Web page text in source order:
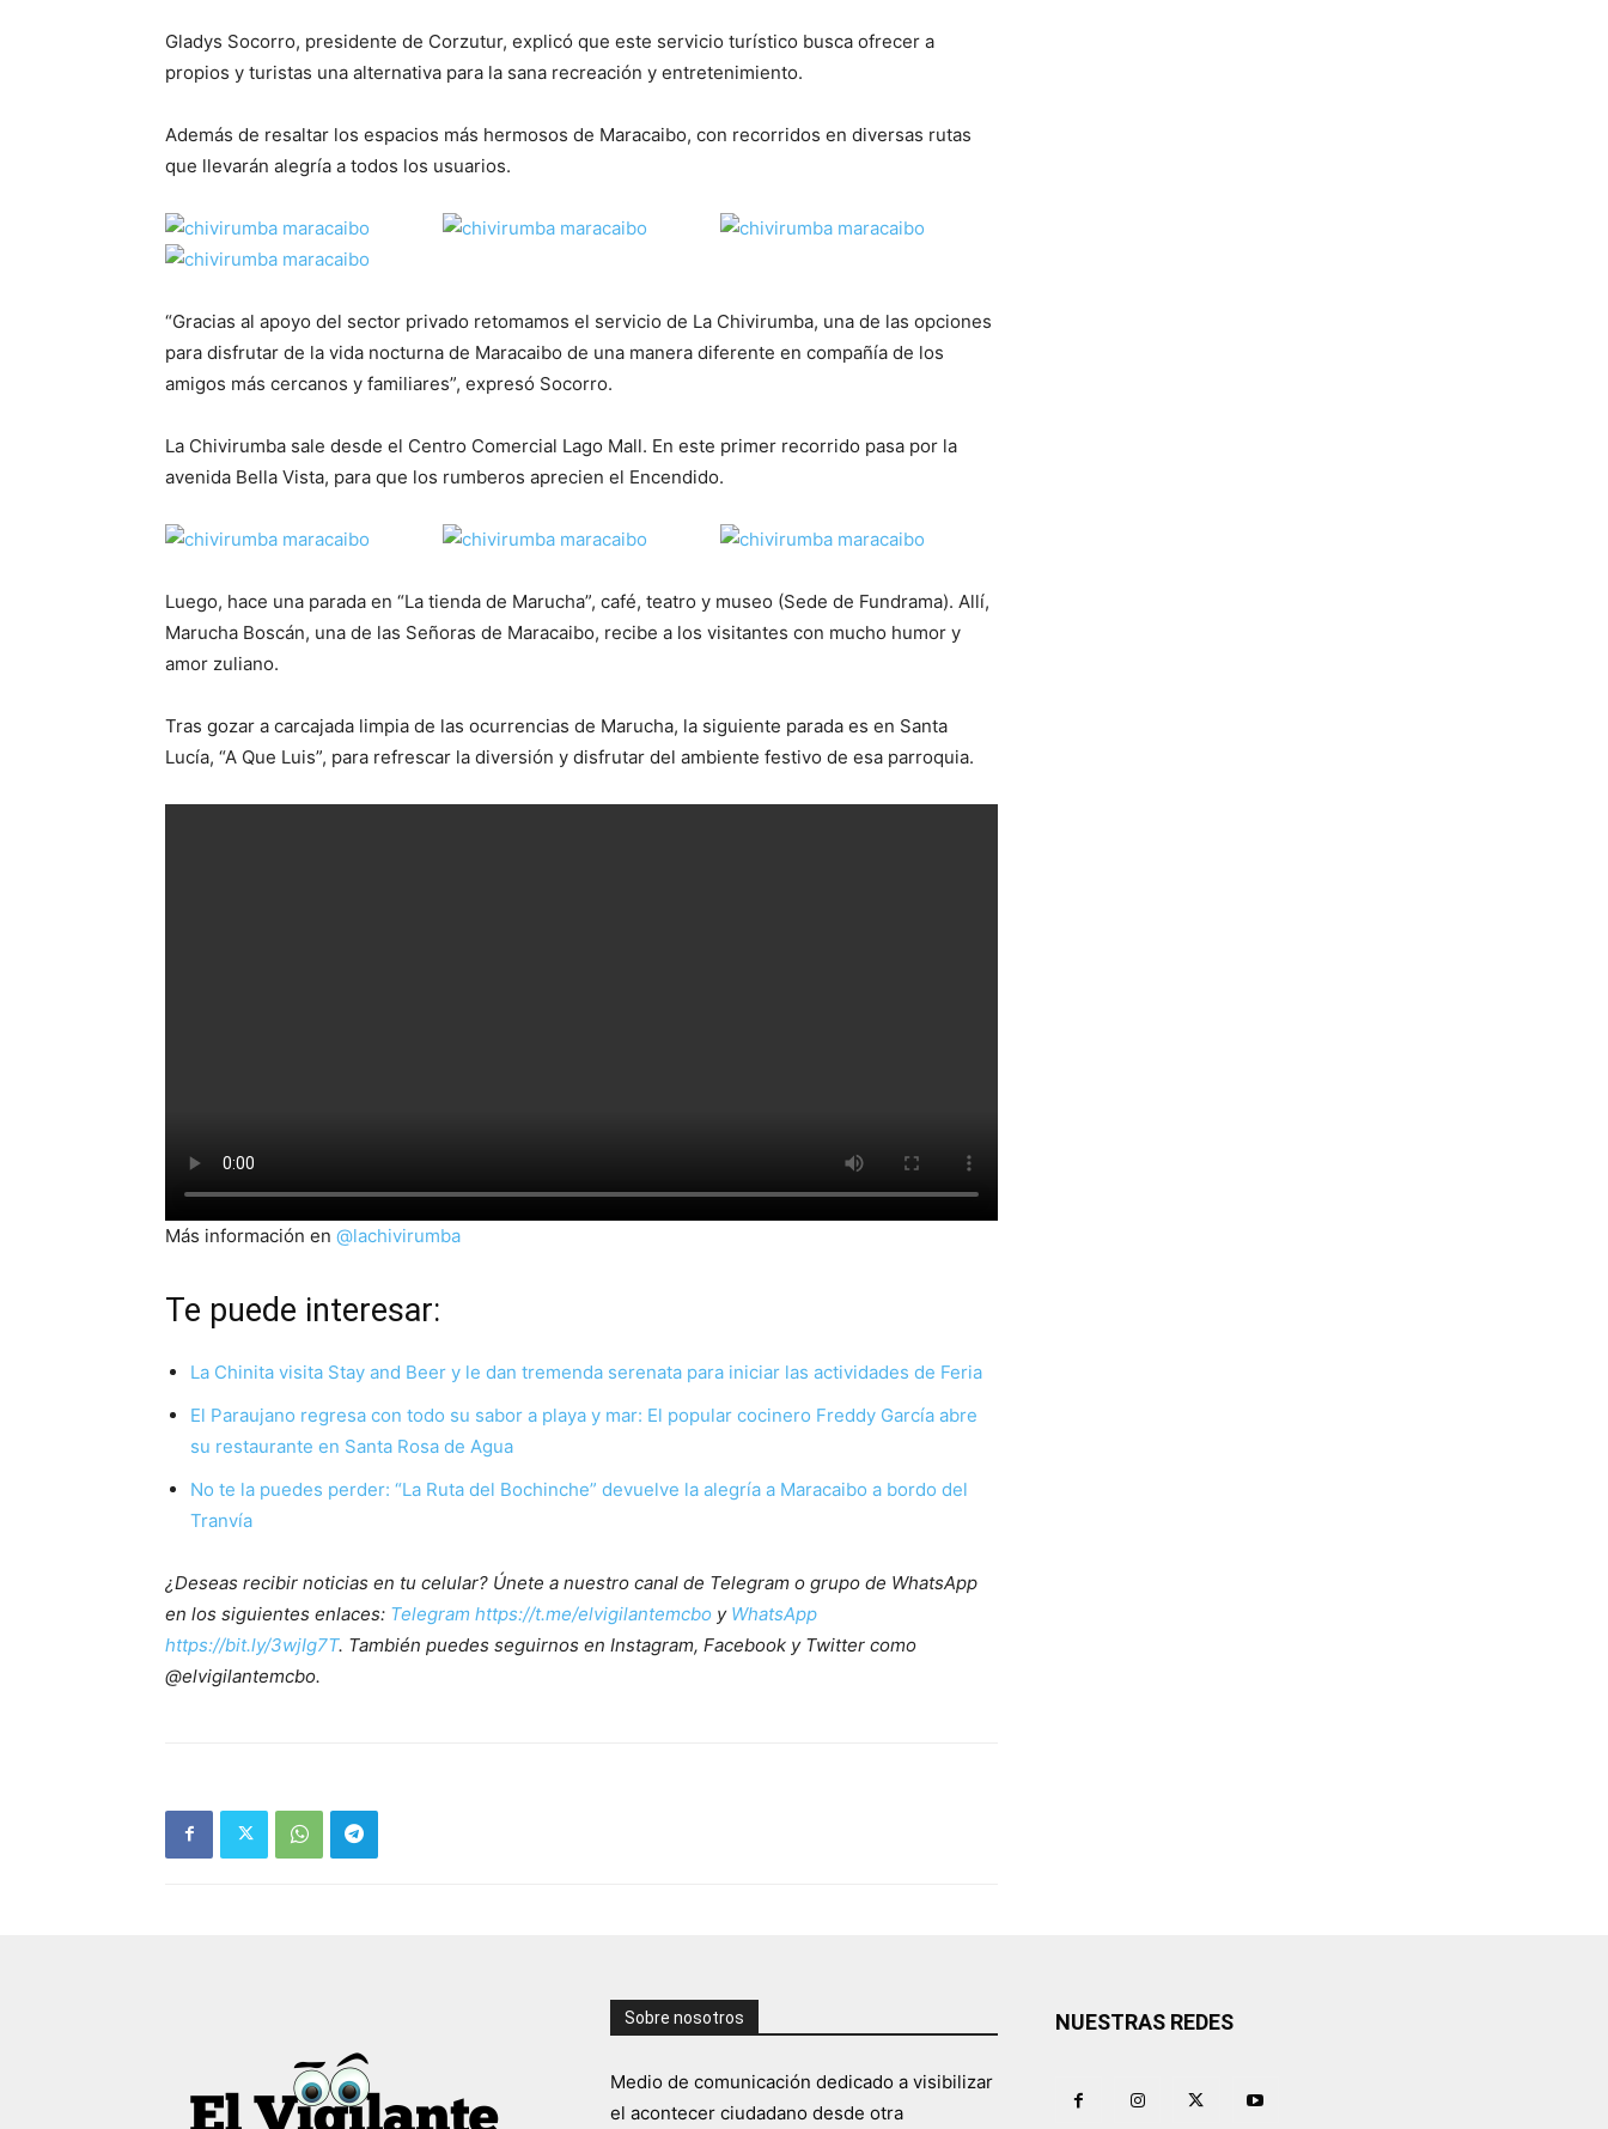
Gladys Socorro, presidente de Corzutur, explicó que este servicio turístico busca ofrecer a
propios y turistas una alternativa para la sana recreación y entretenimiento.
Además de resaltar los espacios más hermosos de Maracaibo, con recorridos en diversas rutas
que llevarán alegría a todos los usuarios.
“Gracias al apoyo del sector privado retomamos el servicio de La Chivirumba, una de las opciones
para disfrutar de la vida nocturna de Maracaibo de una manera diferente en compañía de los
amigos más cercanos y familiares”, expresó Socorro.
La Chivirumba sale desde el Centro Comercial Lago Mall. En este primer recorrido pasa por la
avenida Bella Vista, para que los rumberos aprecien el Encendido.
Luego, hace una parada en “La tienda de Marucha”, café, teatro y museo (Sede de Fundrama). Allí,
Marucha Boscán, una de las Señoras de Maracaibo, recibe a los visitantes con mucho humor y
amor zuliano.
Tras gozar a carcajada limpia de las ocurrencias de Marucha, la siguiente parada es en Santa
Lucía, “A Que Luis”, para refrescar la diversión y disfrutar del ambiente festivo de esa parroquia.
Más información en @lachivirumba
Te puede interesar:
La Chinita visita Stay and Beer y le dan tremenda serenata para iniciar las actividades de Feria
El Paraujano regresa con todo su sabor a playa y mar: El popular cocinero Freddy García abre
su restaurante en Santa Rosa de Agua
No te la puedes perder: “La Ruta del Bochinche” devuelve la alegría a Maracaibo a bordo del
Tranvía
¿Deseas recibir noticias en tu celular? Únete a nuestro canal de Telegram o grupo de WhatsApp
en los siguientes enlaces: Telegram https://t.me/elvigilantemcbo y WhatsApp
https://bit.ly/3wjIg7T. También puedes seguirnos en Instagram, Facebook y Twitter como
@elvigilantemcbo.
Sobre nosotros
Medio de comunicación dedicado a visibilizar
el acontecer ciudadano desde otra
NUESTRAS REDES